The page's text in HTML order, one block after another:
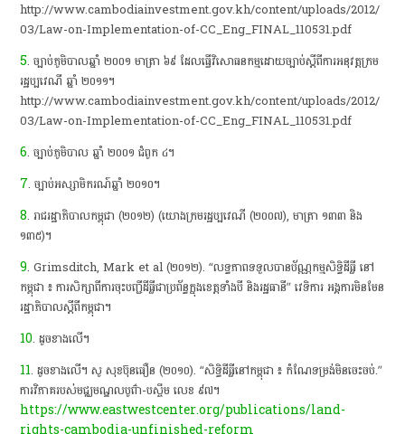
http://www.cambodiainvestment.gov.kh/content/uploads/2012/
03/Law-on-Implementation-of-CC_Eng_FINAL_110531.pdf
5. ច្បាប់ភូមិបាលឆ្នាំ ២០០១ មាត្រា ៦៩ ដែលធ្វើវិសោធនកម្មដោយច្បាប់ស្តីពី​ការ​អនុវត្តក្រម
រដ្ឋប្បវេណី ឆ្នាំ ២០១១។
http://www.cambodiainvestment.gov.kh/content/uploads/2012/
03/Law-on-Implementation-of-CC_Eng_FINAL_110531.pdf
6. ច្បាប់ភូមិបាល ឆ្នាំ ២០០១ ជំពូក ៤។
7. ច្បាប់អស្សាមិករណ៍ឆ្នាំ ២០១០។
8. រាជរដ្ឋាភិបាលកម្ពុជា (២០១២) (យោងក្រមរដ្ឋប្បវេណី (២០០៧), មាត្រា ១៣៣ និង
១៣៥)។
9. Grimsditch, Mark et al (២០១២). “លទ្ធភាពទទួលបានប័ណ្ណកម្មសិទ្ធិដីធ្លី នៅ
កម្ពុជា ៖ ការសិក្សាពីការចុះបញ្ជីដីធ្លីជាប្រព័ន្ធក្នុងខេត្តទាំងបី និងរដ្ឋធានី” វេទិការ អង្គការមិនមែន
រដ្ឋាភិបាលស្តីពីកម្ពុជា។
10. ដូចខាងលើ។
11. ដូចខាងលើ។ សូ សុខប៊ុនធឿន (២០១០). “សិទ្ធិដីធ្លីនៅកម្ពុជា ៖ កំណែទម្រង់​មិន​ចេះចប់.”
ការវិភាគរបស់មជ្ឈមណ្ឌលបូព៌ា-បស្ចឹម លេខ ៩៧។
https://www.eastwestcenter.org/publications/land-